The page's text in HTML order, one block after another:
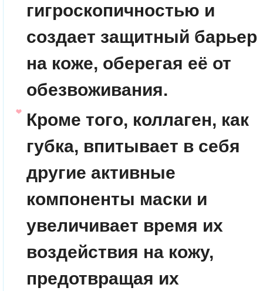
гигроскопичностью и
создает защитный барьер
на коже, оберегая её от
обезвоживания.
Кроме того, коллаген, как
губка, впитывает в себя
другие активные
компоненты маски и
увеличивает время их
воздействия на кожу,
предотвращая их